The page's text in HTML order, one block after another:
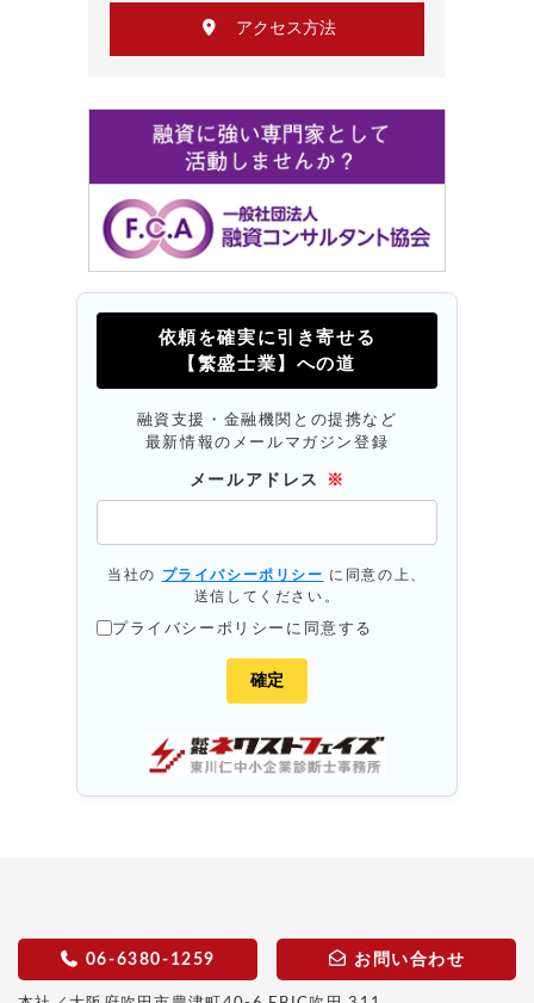
アクセス方法
依頼を確実に引き寄せる
【繁盛士業】への道
融資支援・金融機関との提携など
最新情報のメールマガジン登録
メールアドレス ※
当社の プライバシーポリシー に同意の上、
送信してください。
プライバシーポリシーに同意する
06-6380-1259 お問い合わせ